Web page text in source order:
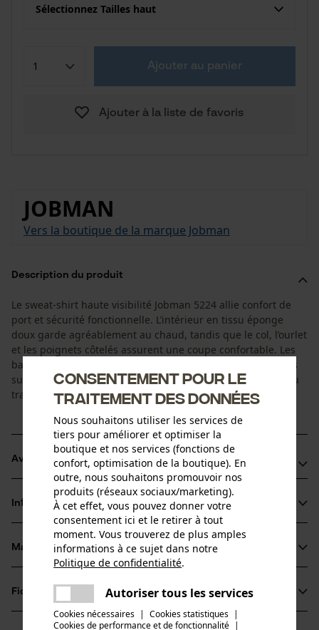
Sélectionnez Tailles haut
Ajouter au panier
Ajouter à la liste de favoris
JOBMAN
Vers la boutique de la marque Jobman
Description du produit
Le sweat-shirt haute visibilité Jobman 5224 allie confort de
port et sécurité fonctionnelle. L’intérieur en tissu éponge
doux garde agréablement au chaud, tandis que le col, l’ourlet
et les poignets côtelés assurent une coupe confortable. Les
bandes réfléchissantes thermocollées ainsi que des bandes
supplémentaires sur les épaules augmentent la visibilité au
travail.
Avantages du produit
• Vêtement de signalisation certifié pour plus de sécurité au
quotidien
• Bandes réfléchissantes supplémentaires sur les épaules pour
une visibilité à 360° améliorée
• Bandes réfléchissantes thermocollées sans coutures gênantes
pour plus de confort
Informations sur le produit
Détails du produit
Type de manche
manches longues
Matériau & entretien
Matériau
Fiches techniques
Fiche technique du fabricant (PDF)
Consentement pour le
traitement des données
Nous souhaitons utiliser les services de
tiers pour améliorer et optimiser la
boutique et nos services (fonctions de
confort, optimisation de la boutique). En
outre, nous souhaitons promouvoir nos
produits (réseaux sociaux/marketing).
À cet effet, vous pouvez donner votre
consentement ici et le retirer à tout
moment. Vous trouverez de plus amples
informations à ce sujet dans notre
Politique de confidentialité.
Autoriser tous les services
Cookies nécessaires | Cookies statistiques |
Cookies de performance et de fonctionnalité |
Une erreur s'est produite. Veuillez
essayer encore.
partager
partager
mail